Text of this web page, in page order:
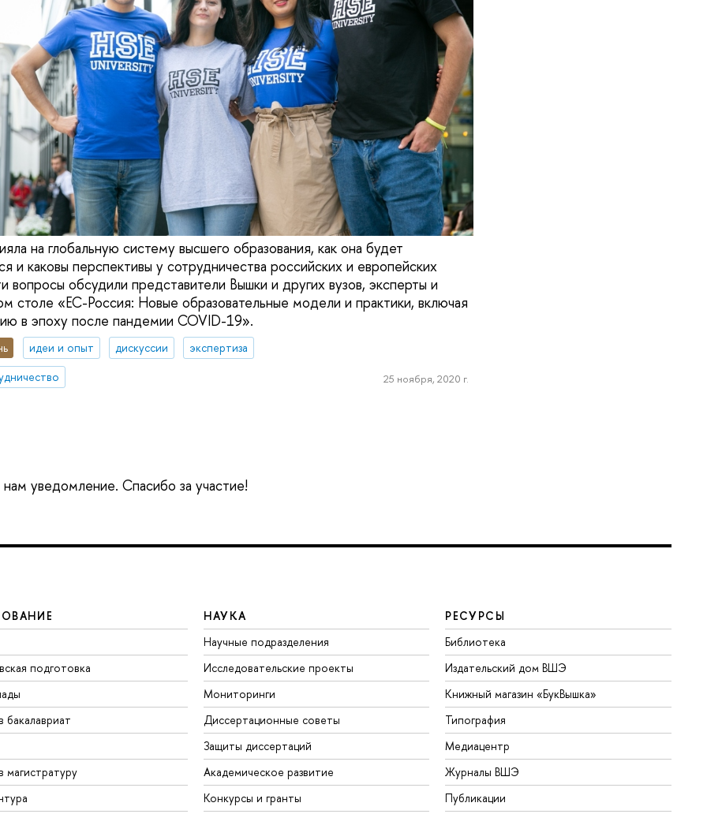
на глобальную систему высшего образования, как она будет
и каковы перспективы у сотрудничества российских и европейских
вопросы обсудили представители Вышки и других вузов, эксперты и
столе «ЕС-Россия: Новые образовательные модели и практики, включая
в эпоху после пандемии COVID-19».
идеи и опыт дискуссии
экспертиза
25 ноября, 2020 г.
уведомление. Спасибо за участие!
подготовка
бакалавриат
магистратуру
НАУКА
Научные подразделения
Исследовательские проекты
Мониторинги
Диссертационные советы
Защиты диссертаций
Академическое развитие
Конкурсы и гранты
РЕСУРСЫ
Библиотека
Издательский дом ВШЭ
Книжный магазин «БукВышка»
Типография
Медиацентр
Журналы ВШЭ
Публикации